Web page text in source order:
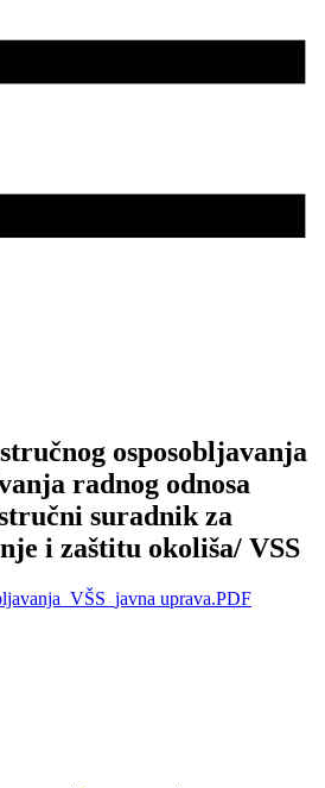
osposobljavanja
radnog odnosa
suradnik za
i zaštitu okoliša/ VSS
uprava.PDF